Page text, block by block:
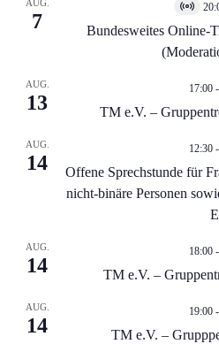
AUG.
7
Bundesweites Online-
AUG.
13
17:00-
TM e.V. –
AUG.
14
12:30-
Offene Sprechstunde für
nicht-binäre Personen
AUG.
14
18:00-
TM e.V. –
AUG.
14
19:00-
TM e.V. –